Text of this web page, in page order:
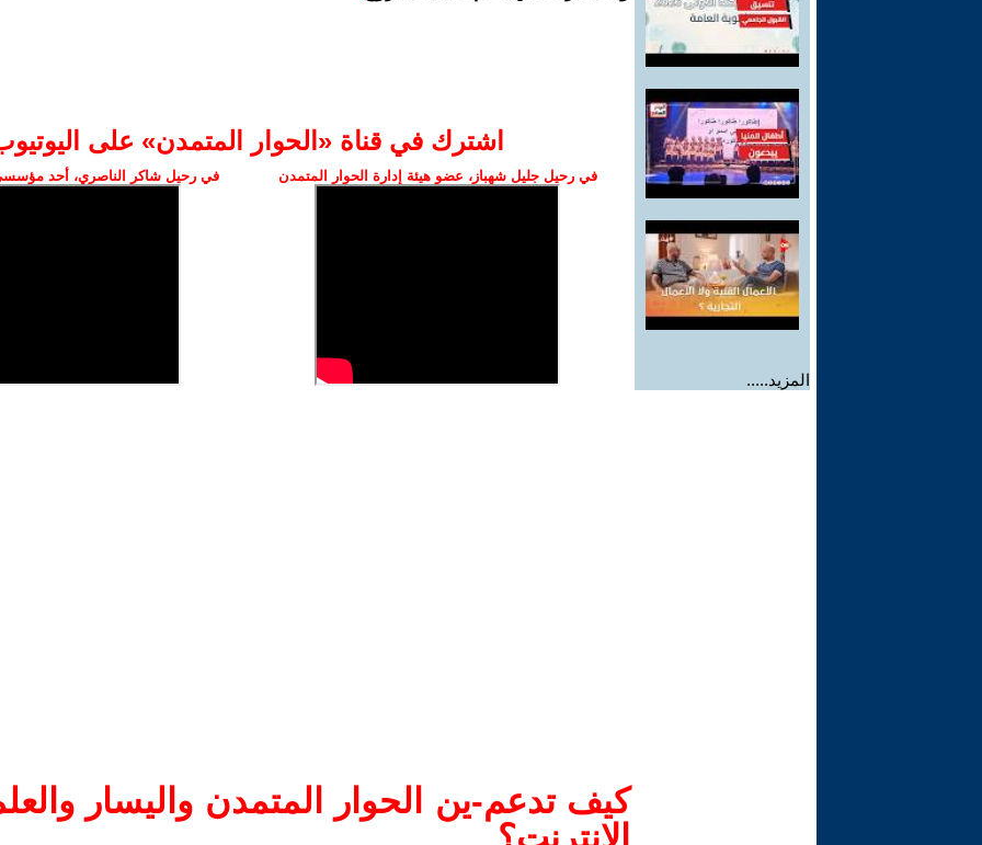
المزيد.....
اشترك في قناة ‫«الحوار المتمدن» على
في رحيل جليل شهباز، عضو هيئة إدارة الحوار المتمدن في رحيل شاكر الناصري، أحد
كيف تدعم-ين الحوار المتمدن واليسار